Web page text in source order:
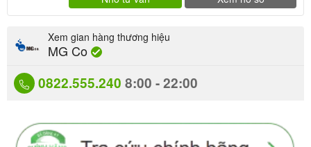
0822.555.240 8:00 - 22:00
Xem gian hàng thương hiệu
MG Co